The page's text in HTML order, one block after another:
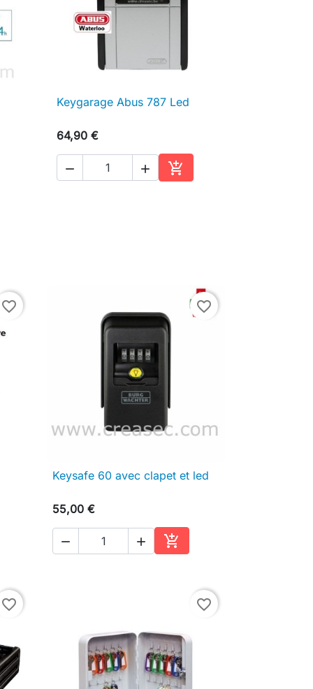
au panier
 Aperçu rapide
Keygarage Abus 787 Led
64,90 €
  
Ajouter au panier
favorite_border
au panier
favorite_border
 Aperçu rapide
Keysafe 60 avec clapet et led
55,00 €
  
Ajouter au panier
favorite_border favorite_border